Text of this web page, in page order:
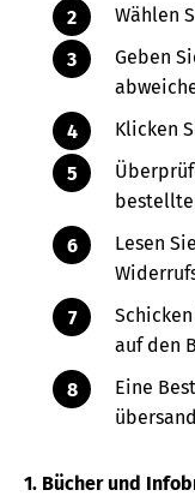
Wählen
Geben
Klicken
Lesen
auf den
Eine
1. Bücher und